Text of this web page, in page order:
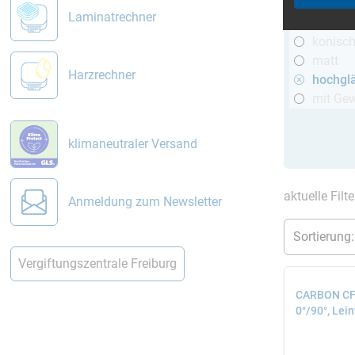
Laminatrechner
Harzrechner
klimaneutraler Versand
Anmeldung zum Newsletter
Vergiftungszentrale Freiburg
aktuelle
CARBON
0°/90°,